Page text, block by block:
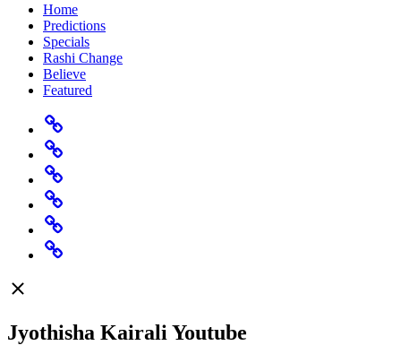
Home
Predictions
Specials
Rashi Change
Believe
Featured
Home
Predictions
Specials
Rashi
Change
Believe
Featured
Jyothisha Kairali Youtube